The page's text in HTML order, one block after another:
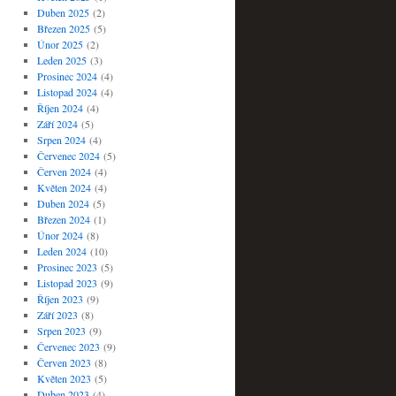
Duben 2025(2)
Březen 2025(5)
Únor 2025(2)
Leden 2025(3)
Prosinec 2024(4)
Listopad 2024(4)
Říjen 2024(4)
Září 2024(5)
Srpen 2024(4)
Červenec 2024(5)
Červen 2024(4)
Květen 2024(4)
Duben 2024(5)
Březen 2024(1)
Únor 2024(8)
Leden 2024(10)
Prosinec 2023 (5)
Listopad 2023 (9)
Říjen 2023 (9)
Září 2023 (8)
Srpen 2023 (9)
Červenec 2023 (9)
Červen 2023 (8)
Květen 2023 (5)